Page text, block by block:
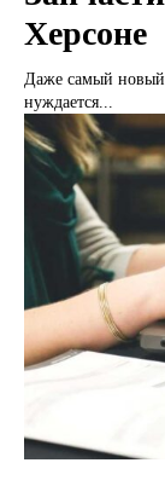
Херсоне
Даже самый новый
нуждается...